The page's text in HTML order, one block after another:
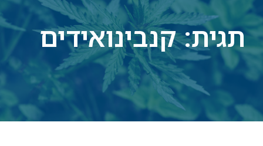
תגית: קנבינואידים